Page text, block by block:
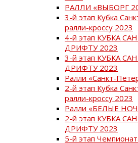
РАЛЛИ «ВЫБОРГ
3-й этап Кубка
ралли-кроссу 2023
4-й этап КУБКА
ДРИФТУ 2023
3-й этап КУБКА
ДРИФТУ 2023
Ралли «Санкт-
2-й этап Кубка
ралли-кроссу 2023
Ралли «БЕЛЫЕ
2-й этап КУБКА
ДРИФТУ 2023
5-й этап